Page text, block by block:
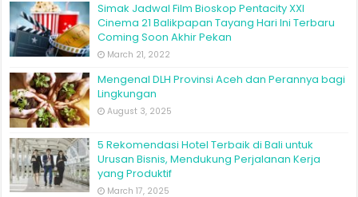
Simak Jadwal Film Bioskop Pentacity XXI
Cinema 21 Balikpapan Tayang Hari Ini Terbaru
Coming Soon Akhir Pekan
March 21, 2022
Mengenal DLH Provinsi Aceh dan Perannya bagi
Lingkungan
August 3, 2025
5 Rekomendasi Hotel Terbaik di Bali untuk
Urusan Bisnis, Mendukung Perjalanan Kerja
yang Produktif
March 17, 2025